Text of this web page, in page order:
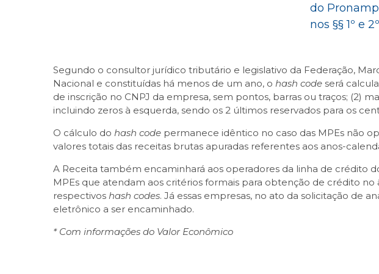
do
nos §§ 1º e
Segundo o consultor jurídico tributário e legislativo da Federação,
Nacional e constituídas há menos de um ano, o hash code será
de inscrição no CNPJ da empresa, sem pontos, barras ou traços; (2)
incluindo zeros à esquerda, sendo os 2 últimos reservados para os
O cálculo do hash code permanece idêntico no caso das MPEs não
valores totais das receitas brutas apuradas referentes aos anos-
A Receita também encaminhará aos operadores da linha de crédito
MPEs que atendam aos critérios formais para obtenção de crédito
respectivos hash codes. Já essas empresas, no ato da solicitação de
eletrônico a ser encaminhado.
* Com informações do Valor Econômico